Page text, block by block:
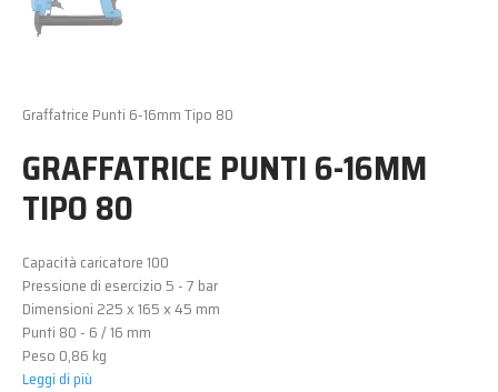
Graffatrice Punti 6-16mm Tipo 80
GRAFFATRICE PUNTI 6-16MM
TIPO 80
Capacità caricatore 100
Pressione di esercizio 5 - 7 bar
Dimensioni 225 x 165 x 45 mm
Punti 80 - 6 / 16 mm
Peso 0,86 kg
Leggi di più